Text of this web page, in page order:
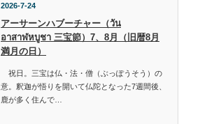
2026-7-24
アーサーンハブーチャー（วัน
อาสาฬหบูชา 三宝節）7、8月（旧暦8月
満月の日）
祝日。三宝は仏・法・僧（ぶっぽうそう）の
意。釈迦が悟りを開いて仏陀となった7週間後、
鹿が多く住んで…